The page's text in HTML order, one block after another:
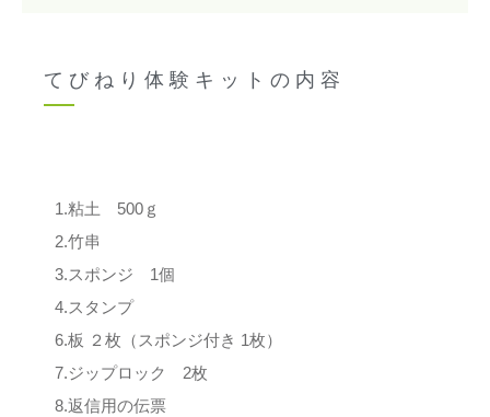
てびねり体験キットの内容
1.粘土 500ｇ
2.竹串
3.スポンジ 1個
4.スタンプ
6.板 ２枚（スポンジ付き 1枚）
7.ジップロック 2枚
8.返信用の伝票